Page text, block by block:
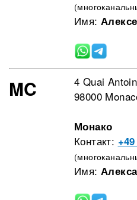
Имя:
MC
4 Quai
98000
Монако
Контакт:
Имя: